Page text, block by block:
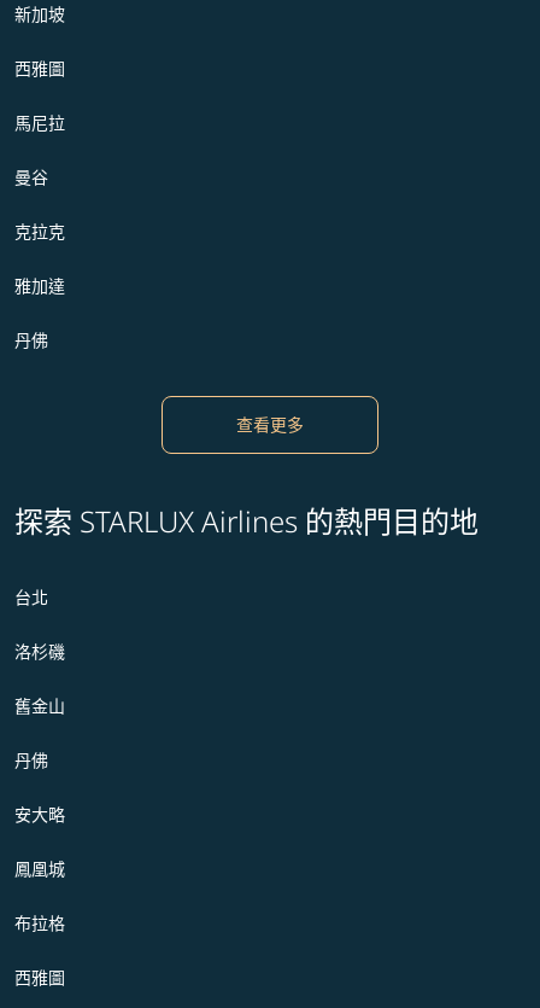
新加坡
西雅圖
馬尼拉
曼谷
克拉克
雅加達
丹佛
查看更多
探索 STARLUX Airlines 的熱門目的地
台北
洛杉磯
舊金山
丹佛
安大略
鳳凰城
布拉格
西雅圖